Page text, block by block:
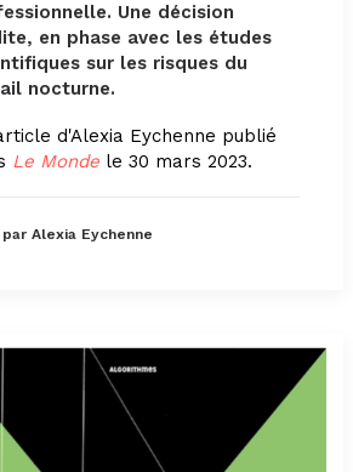
Une décision
en phase avec les études
sur les risques du
nocturne.
d'Alexia Eychenne publié
Le Monde le 30 mars 2023.
par Alexia Eychenne